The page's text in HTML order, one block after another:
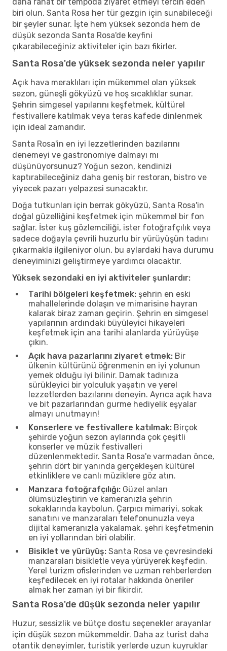
biri olun, Santa Rosa her tür gezgin için sunabileceği
bir şeyler sunar. İşte hem yüksek sezonda hem de
düşük sezonda Santa Rosa'de keyfini
çıkarabileceğiniz aktiviteler için bazı fikirler.
Santa Rosa'de yüksek sezonda neler yapılır
Açık hava meraklıları için mükemmel olan yüksek
sezon, güneşli gökyüzü ve hoş sıcaklıklar sunar.
Şehrin simgesel yapılarını keşfetmek, kültürel
festivallere katılmak veya teras kafede dinlenmek
için ideal zamandır.
Santa Rosa'in en iyi lezzetlerinden bazılarını
denemeyi ve gastronomiye dalmayı mı
düşünüyorsunuz? Yoğun sezon, kendinizi
kaptırabileceğiniz daha geniş bir restoran, bistro ve
yiyecek pazarı yelpazesi sunacaktır.
Doğa tutkunları için berrak gökyüzü, Santa Rosa'in
doğal güzelliğini keşfetmek için mükemmel bir fon
sağlar. İster kuş gözlemciliği, ister fotoğrafçılık veya
sadece doğayla çevrili huzurlu bir yürüyüşün tadını
çıkarmakla ilgileniyor olun, bu aylardaki hava durumu
deneyiminizi geliştirmeye yardımcı olacaktır.
Yüksek sezondaki en iyi aktiviteler şunlardır:
Tarihi bölgeleri keşfetmek: şehrin en eski
mahallelerinde dolaşın ve mimarisine hayran
kalarak biraz zaman geçirin. Şehrin en simgesel
yapılarının ardındaki büyüleyici hikayeleri
keşfetmek için ana tarihi alanlarda yürüyüşe
çıkın.
Açık hava pazarlarını ziyaret etmek: Bir
ülkenin kültürünü öğrenmenin en iyi yolunun
yemek olduğu iyi bilinir. Damak tadınıza
sürükleyici bir yolculuk yaşatın ve yerel
lezzetlerden bazılarını deneyin. Ayrıca açık hava
ve bit pazarlarından gurme hediyelik eşyalar
almayı unutmayın!
Konserlere ve festivallere katılmak: Birçok
şehirde yoğun sezon aylarında çok çeşitli
konserler ve müzik festivalleri
düzenlenmektedir. Santa Rosa'e varmadan önce,
şehrin dört bir yanında gerçekleşen kültürel
etkinliklere ve canlı müziklere göz atın.
Manzara fotoğrafçılığı: Güzel anları
ölümsüzleştirin ve kameranızla şehrin
sokaklarında kaybolun. Çarpıcı mimariyi, sokak
sanatını ve manzaraları telefonunuzla veya
dijital kameranızla yakalamak, şehri keşfetmenin
en iyi yollarından biri olabilir.
Bisiklet ve yürüyüş: Santa Rosa ve çevresindeki
manzaraları bisikletle veya yürüyerek keşfedin.
Yerel turizm ofislerinden ve uzman rehberlerden
keşfedilecek en iyi rotalar hakkında öneriler
almak her zaman iyi bir fikirdir.
Santa Rosa'de düşük sezonda neler yapılır
Huzur, sessizlik ve bütçe dostu seçenekler arayanlar
için düşük sezon mükemmeldir. Daha az turist daha
otantik deneyimler, turistik yerlerde uzun kuyruklar